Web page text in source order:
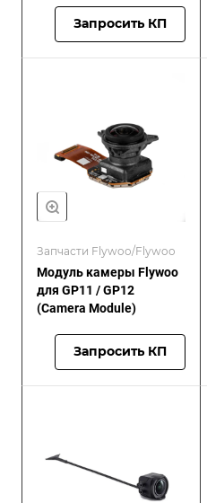
Запросить КП
Запчасти Flywoo/Flywoo
Модуль камеры Flywoo
для GP11 / GP12
(Camera Module)
Запросить КП